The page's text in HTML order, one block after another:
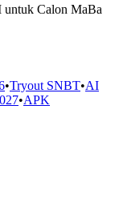
Calon MaBa
•Tryout SNBT•AI
•APK